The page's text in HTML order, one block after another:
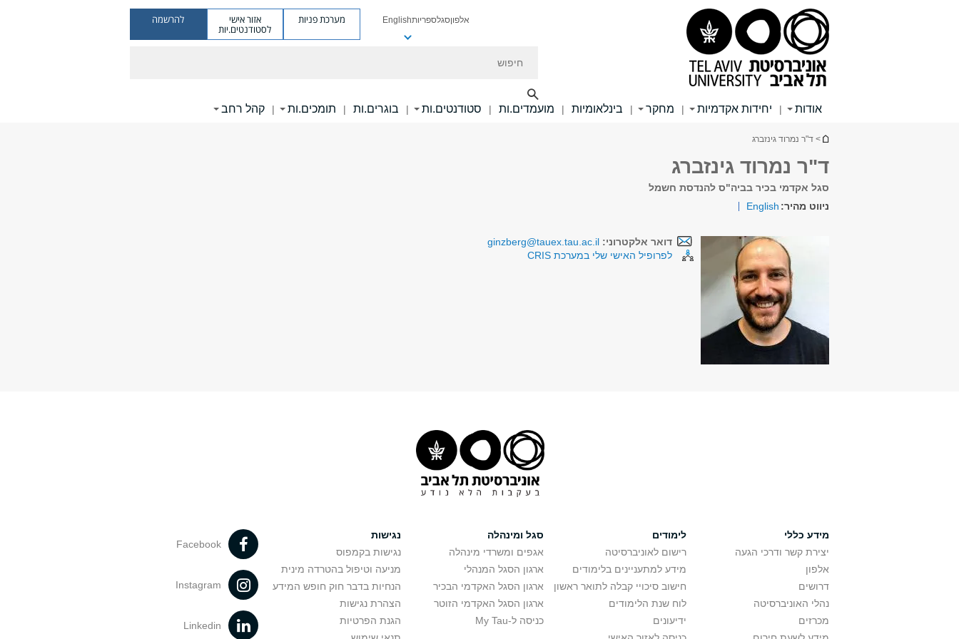
אלפוןסגלספריותEnglish מערכת פניות אזור אישי
לסטודנטים.יות
להרשמה
אודות | יחידות אקדמיות | מחקר | בינלאומיות | מועמדים.ות | סטודנטים.ות | בוגרים.ות | תומכים.ות | קהל רחב
הינך נמצא כאן
> ד"ר נמרוד גינזברג
ד"ר נמרוד גינזברג
סגל אקדמי בכיר בביה"ס להנדסת חשמל
ניווט מהיר: English
דואר אלקטרוני: ginzberg@tauex.tau.ac.il
לפרופיל האישי שלי במערכת CRIS
מידע כללי
יצירת קשר ודרכי הגעה
אלפון
דרושים
נהלי האוניברסיטה
מכרזים
לימודים
רישום לאוניברסיטה
מידע למתעניינים בלימודים
חישוב סיכויי קבלה לתואר ראשון
לוח שנת הלימודים
ידיעונים
סגל ומינהלה
אגפים ומשרדי מינהלה
ארגון הסגל המנהלי
ארגון הסגל האקדמי הבכיר
ארגון הסגל האקדמי הזוטר
כניסה ל-My Tau
נגישות
נגישות בקמפוס
מניעה וטיפול בהטרדה מינית
הנחיות בדבר חוק חופש המידע
הצהרת נגישות
הגנת הפרטיות
Facebook
Instagram
Linkedin